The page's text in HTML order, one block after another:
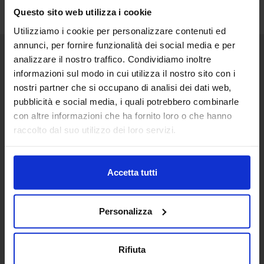
Questo sito web utilizza i cookie
Utilizziamo i cookie per personalizzare contenuti ed
annunci, per fornire funzionalità dei social media e per
analizzare il nostro traffico. Condividiamo inoltre
informazioni sul modo in cui utilizza il nostro sito con i
nostri partner che si occupano di analisi dei dati web,
pubblicità e social media, i quali potrebbero combinarle
con altre informazioni che ha fornito loro o che hanno
raccolto dal suo utilizzo dei loro servizi.
Accetta tutti
Personalizza
Rifiuta
Senaf srl
Via Eritrea 21/A
20157 | Milano | Italia
+ 39 02.332039460
In collaborazione con